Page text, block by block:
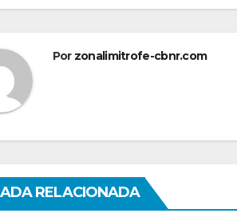
Por zonalimitrofe-cbnr.com
RELACIONADA